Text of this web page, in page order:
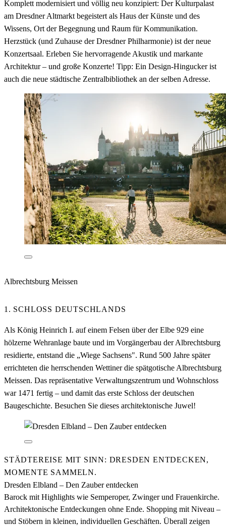
Komplett modernisiert und völlig neu konzipiert: Der Kulturpalast
am Dresdner Altmarkt begeistert als Haus der Künste und des
Wissens, Ort der Begegnung und Raum für Kommunikation.
Herzstück (und Zuhause der Dresdner Philharmonie) ist der neue
Konzertsaal. Erleben Sie hervorragende Akustik und markante
Architektur – und große Konzerte! Tipp: Ein Design-Hingucker ist
auch die neue städtische Zentralbibliothek an der selben Adresse.
Albrechtsburg Meissen
1. SCHLOSS DEUTSCHLANDS
Als König Heinrich I. auf einem Felsen über der Elbe 929 eine
hölzerne Wehranlage baute und im Vorgängerbau der Albrechtsburg
residierte, entstand die „Wiege Sachsens". Rund 500 Jahre später
errichteten die herrschenden Wettiner die spätgotische Albrechtsburg
Meissen. Das repräsentative Verwaltungszentrum und Wohnschloss
war 1471 fertig – und damit das erste Schloss der deutschen
Baugeschichte. Besuchen Sie dieses architektonische Juwel!
STÄDTEREISE MIT SINN: DRESDEN ENTDECKEN,
MOMENTE SAMMELN.
Dresden Elbland – Den Zauber entdecken
Barock mit Highlights wie Semperoper, Zwinger und Frauenkirche.
Architektonische Entdeckungen ohne Ende. Shopping mit Niveau –
und Stöbern in kleinen, individuellen Geschäften. Überall zeigen